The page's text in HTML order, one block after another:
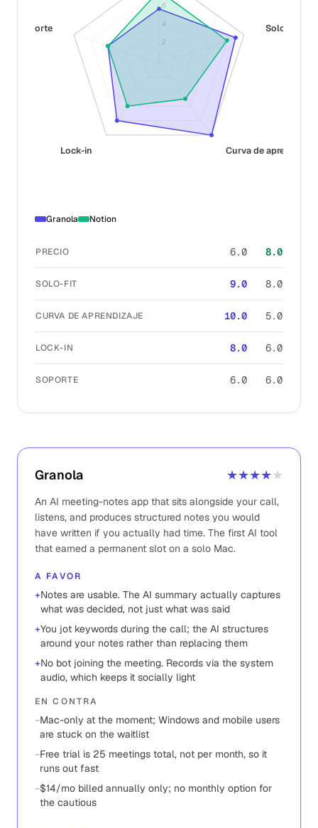
2
4
6
Solo-fit
Curva de aprendizaje
Lock-in
Soporte
Granola Notion
PRECIO 6.0 8.0
SOLO-FIT 9.0 8.0
CURVA DE APRENDIZAJE 10.0 5.0
LOCK-IN 8.0 6.0
SOPORTE 6.0 6.0
Granola ★★★★★
An AI meeting-notes app that sits alongside your call,
listens, and produces structured notes you would
have written if you actually had time. The first AI tool
that earned a permanent slot on a solo Mac.
A FAVOR
+Notes are usable. The AI summary actually captures
what was decided, not just what was said
+You jot keywords during the call; the AI structures
around your notes rather than replacing them
+No bot joining the meeting. Records via the system
audio, which keeps it socially light
EN CONTRA
−Mac-only at the moment; Windows and mobile users
are stuck on the waitlist
−Free trial is 25 meetings total, not per month, so it
runs out fast
−$14/mo billed annually only; no monthly option for
the cautious